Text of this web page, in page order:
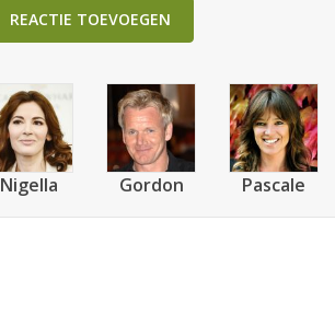
REACTIE TOEVOEGEN
Nigella Gordon Pascale